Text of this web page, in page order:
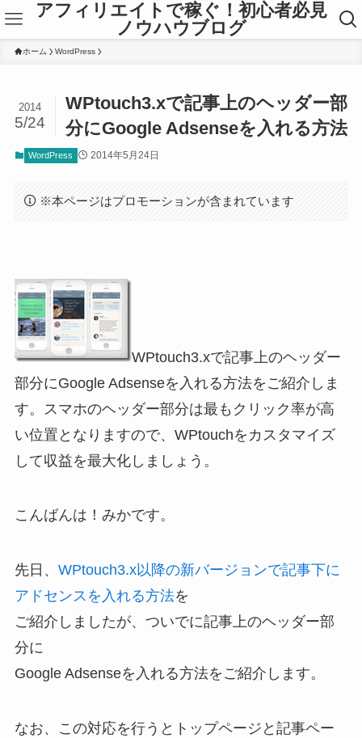
アフィリエイトで稼ぐ！初心者必見
ノウハウブログ
ホーム WordPress
WPtouch3.xで記事上のヘッダー部
分にGoogle Adsenseを入れる方法
2014
5/24
WordPress 2014年5月24日
※本ページはプロモーションが含まれています
WPtouch3.xで記事上のヘッダー
部分にGoogle Adsenseを入れる方法をご紹介しま
す。スマホのヘッダー部分は最もクリック率が高
い位置となりますので、WPtouchをカスタマイズ
して収益を最大化しましょう。
こんばんは！みかです。
先日、 WPtouch3.x以降の新バージョンで記事下に
アドセンスを入れる方法を
ご紹介しましたが、ついでに記事上のヘッダー部
分に
Google Adsenseを入れる方法をご紹介します。
なお、この対応を行うとトップページと記事ペー